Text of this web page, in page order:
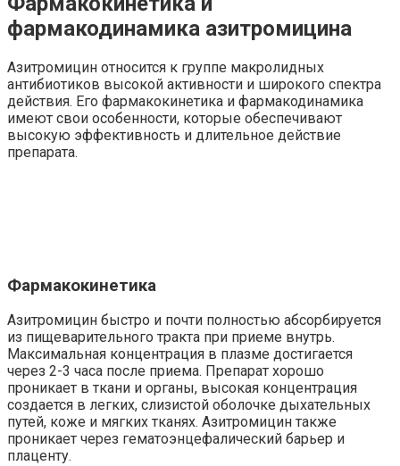
фармакодинамика азитромицина
Азитромицин относится к группе макролидных
антибиотиков высокой активности и широкого спектра
действия. Его фармакокинетика и фармакодинамика
имеют свои особенности, которые обеспечивают
высокую эффективность и длительное действие
препарата.
Фармакокинетика
Азитромицин быстро и почти полностью абсорбируется
из пищеварительного тракта при приеме внутрь.
Максимальная концентрация в плазме достигается
через 2-3 часа после приема. Препарат хорошо
проникает в ткани и органы, высокая концентрация
создается в легких, слизистой оболочке дыхательных
путей, коже и мягких тканях. Азитромицин также
проникает через гематоэнцефалический барьер и
плаценту.